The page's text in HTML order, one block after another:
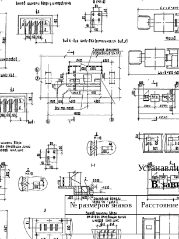
В
№ размеров знаков
3